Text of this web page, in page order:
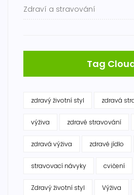
Zdraví a stravování
Tag
zdravý životní styl zdravá
výživa zdravé stravování
zdravá výživa zdravé jídlo
stravovací návyky cvičení
Zdravý životní styl Výživa